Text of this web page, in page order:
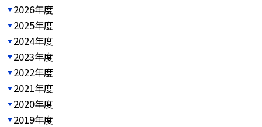
2026年度
2025年度
2024年度
2023年度
2022年度
2021年度
2020年度
2019年度